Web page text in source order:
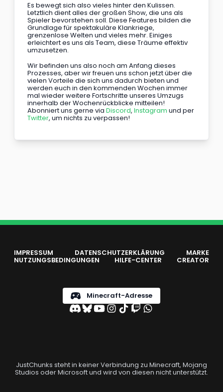
Es bewegt sich also vieles hinter den Kulissen.
Letztlich dient alles der großen Show, die uns als
Spieler bevorstehen soll. Diese Features bilden die
Grundlage für spektakuläre Klankriege,
grenzenlose Welten und vieles mehr. Einiges
erleichtert es uns als Team, diese Träume effektiv
umzusetzen.
Wir befinden uns also noch am Anfang dieses
Prozesses, aber wir freuen uns schon jetzt über die
vielen Vorteile die sich uns dadurch bieten und
werden euch in den kommenden Wochen immer
mal wieder weitere Fortschritte unseres Umzugs
innerhalb der Wochenrückblicke mitteilen!
Abonniert uns gerne via Discord, Instagram und per
Twitter, um nichts zu verpassen!
IMPRESSUM DATENSCHUTZERKLÄRUNG MARKE
NUTZUNGSBEDINGUNGEN HILFE-CENTER CREATOR
Minecraft-Adresse
JustChunks steht in keiner Verbindung zu Minecraft, Mojang
Studios oder Microsoft und wird von diesen nicht unterstützt.